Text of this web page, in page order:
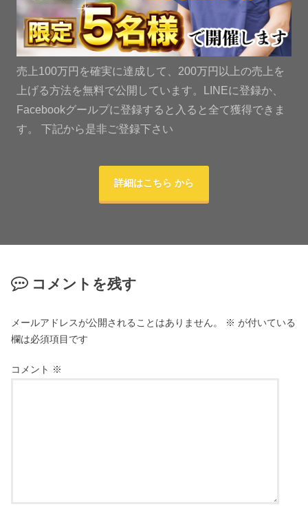
売上100万円を確実に達成して、200万円以上の売上を
上げる方法を無料で公開しています。LINEに登録か、
Facebookグールプに登録すると入ると全て獲得できま
す。 下記から是非ご登録下さい
詳細はこちら から
コメントを残す
メールアドレスが公開されることはありません。 ※ が付いている
欄は必須項目です
コメント ※